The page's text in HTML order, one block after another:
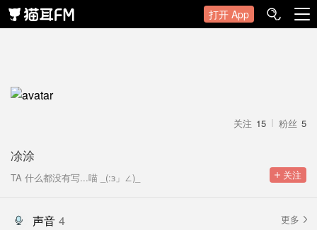
打开 App
粉丝 5
关注 15
凃涂
TA 什么都没有写...喵 _(:з」∠)_ 关注
声音 4 更多